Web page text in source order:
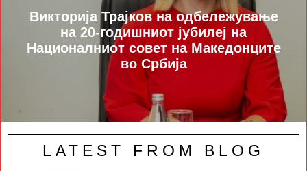
Викторија Трајков на одбележување
на 20-годишниот јубилеј на
Националниот совет на Македонците
во Србија
LATEST FROM BLOG